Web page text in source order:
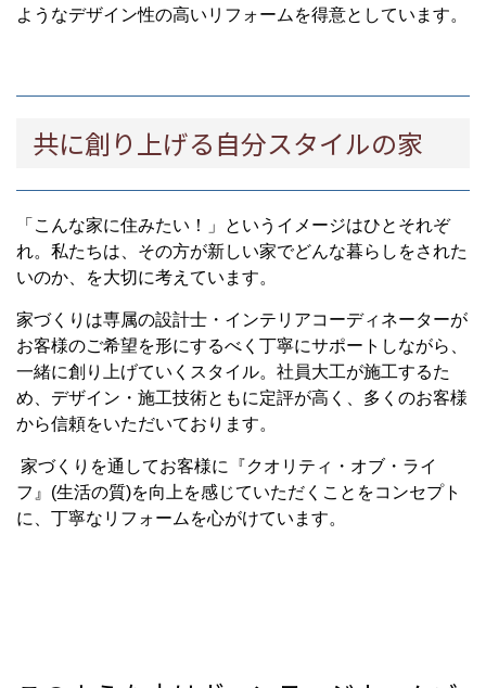
ようなデザイン性の高いリフォームを得意としています。
共に創り上げる自分スタイルの家
「こんな家に住みたい！」というイメージはひとそれぞ
れ。私たちは、その方が新しい家でどんな暮らしをされた
いのか、を大切に考えています。
家づくりは専属の設計士・インテリアコーディネーターが
お客様のご希望を形にするべく丁寧にサポートしながら、
一緒に創り上げていくスタイル。社員大工が施工するた
め、デザイン・施工技術ともに定評が高く、多くのお客様
から信頼をいただいております。
家づくりを通してお客様に『クオリティ・オブ・ライ
フ』(生活の質)を向上を感じていただくことをコンセプト
に、丁寧なリフォームを心がけています。